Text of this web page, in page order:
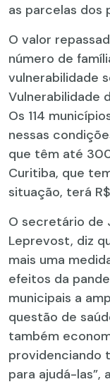
as parcelas dos
O valor
número de
vulnerabilidade
Vulnerabilidade
Os 114
nessas
que têm até
Curitiba, que
situação, terá
O secretário de
Leprevost, diz
mais uma
efeitos da
municipais a
questão de
também
providenciando
para ajudá-las”,